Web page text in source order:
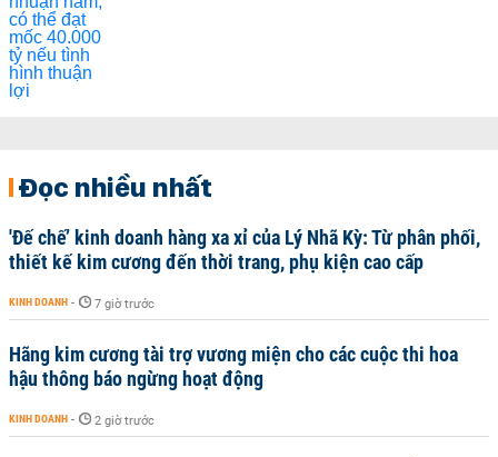
Đọc nhiều nhất
'Đế chế’ kinh doanh hàng xa xỉ của Lý Nhã Kỳ: Từ phân phối,
thiết kế kim cương đến thời trang, phụ kiện cao cấp
KINH DOANH - 7 giờ trước
Hãng kim cương tài trợ vương miện cho các cuộc thi hoa
hậu thông báo ngừng hoạt động
KINH DOANH - 2 giờ trước